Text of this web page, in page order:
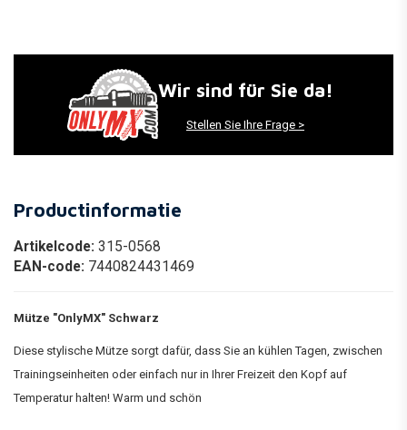
Wir sind für Sie da!
Stellen Sie Ihre Frage >
Productinformatie
Artikelcode: 315-0568
EAN-code: 7440824431469
Mütze "OnlyMX" Schwarz
Diese stylische Mütze sorgt dafür, dass Sie an kühlen Tagen, zwischen
Trainingseinheiten oder einfach nur in Ihrer Freizeit den Kopf auf
Temperatur halten! Warm und schön